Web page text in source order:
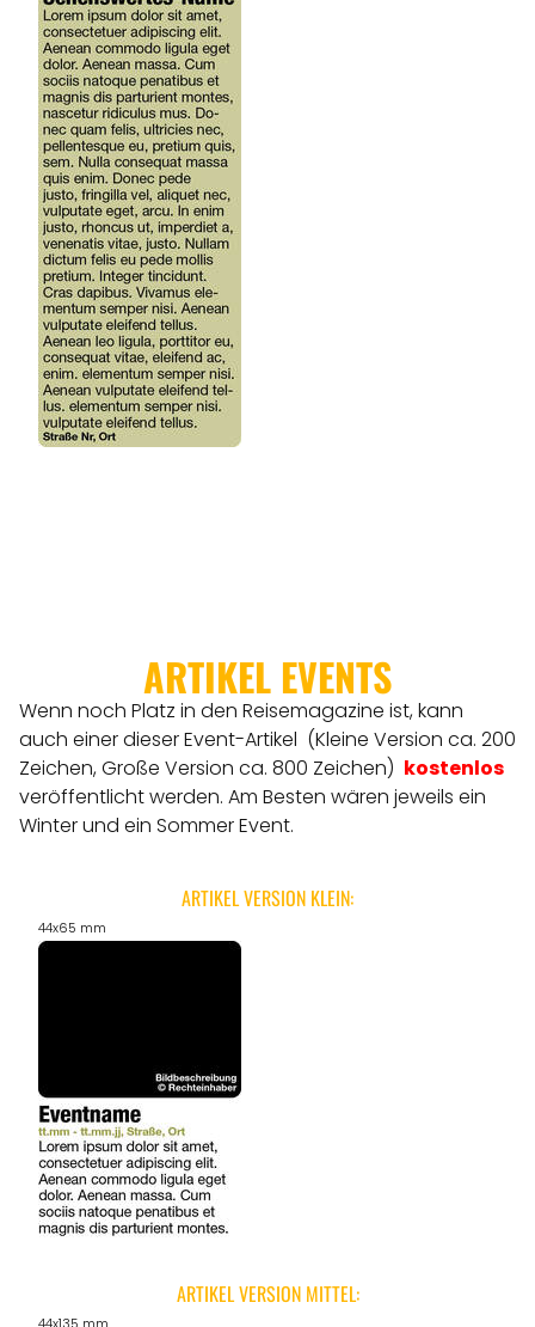
ARTIKEL EVENTS
Wenn noch Platz in den Reisemagazine ist, kann
auch einer dieser Event-Artikel (Kleine Version ca. 200
Zeichen, Große Version ca. 800 Zeichen) kostenlos
veröffentlicht werden. Am Besten wären jeweils ein
Winter und ein Sommer Event.
ARTIKEL VERSION KLEIN:
44x65 mm
ARTIKEL VERSION MITTEL:
44x135 mm